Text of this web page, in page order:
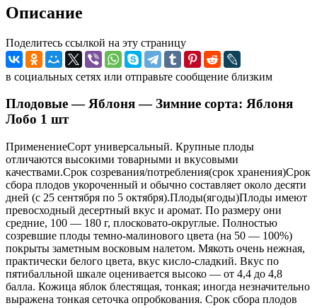
Описание
Поделитесь ссылкой на эту страницу
в социальных сетях или отправьте сообщение близким
Плодовые — Яблоня — Зимние сорта: Яблоня
Лобо 1 шт
ПрименениеСорт универсальный. Крупные плоды
отличаются высокими товарными и вкусовыми
качествами.Срок созревания/потребления(срок хранения)Срок
сбора плодов укороченный и обычно составляет около десяти
дней (с 25 сентября по 5 октября).Плоды(ягоды)Плоды имеют
превосходный десертный вкус и аромат. По размеру они
средние, 100 — 180 г, плосковато-округлые. Полностью
созревшие плоды темно-малинового цвета (на 50 — 100%)
покрыты заметным восковым налетом. Мякоть очень нежная,
практически белого цвета, вкус кисло-сладкий. Вкус по
пятибалльной шкале оценивается высоко — от 4,4 до 4,8
балла. Кожица яблок блестящая, тонкая; иногда незначительно
выражена тонкая сеточка опробкования. Срок сбора плодов